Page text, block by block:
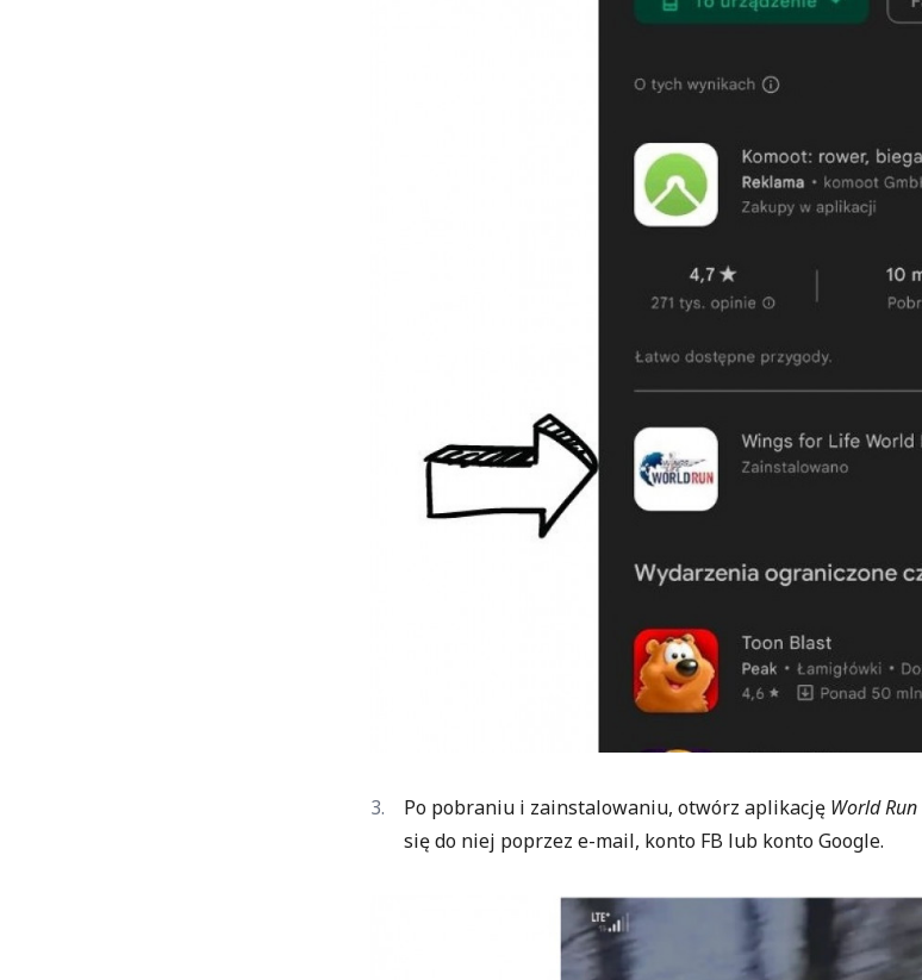
Po pobraniu i zainstalowaniu, otwórz aplikację World Run
się do niej poprzez e-mail, konto FB lub konto Google.